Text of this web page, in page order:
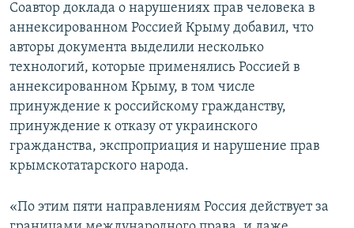
Соавтор доклада о нарушениях прав человека в
аннексированном Россией Крыму добавил, что
авторы документа выделили несколько
технологий, которые применялись Россией в
аннексированном Крыму, в том числе
принуждение к российскому гражданству,
принуждение к отказу от украинского
гражданства, экспроприация и нарушение прав
крымскотатарского народа.
«По этим пяти направлениям Россия действует за